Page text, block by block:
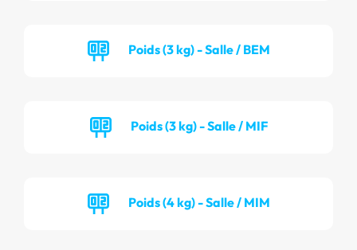
Poids (3 kg) - Salle / BEM
Poids (3 kg) - Salle / MIF
Poids (4 kg) - Salle / MIM